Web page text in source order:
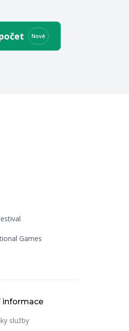
Nové
Games
informace
služby